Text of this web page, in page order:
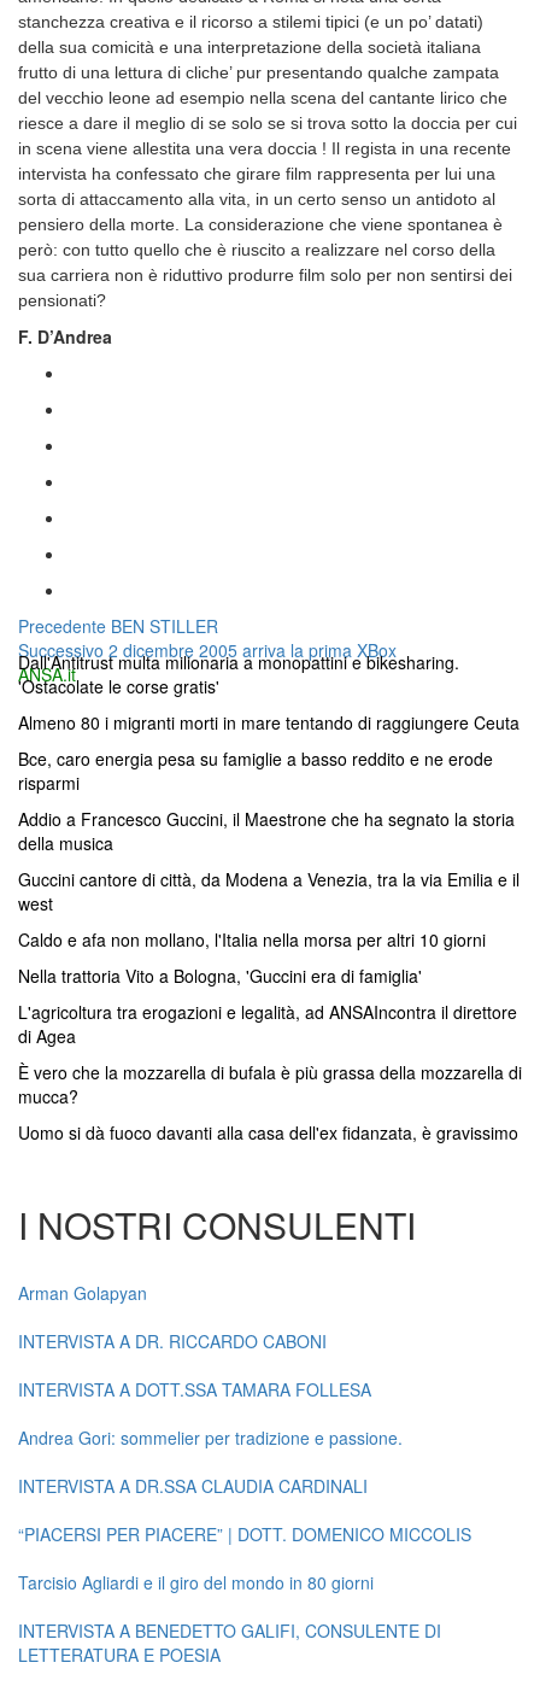
stanchezza creativa e il ricorso a stilemi tipici (e un po’ datati)
della sua comicità e una interpretazione della società italiana
frutto di una lettura di cliche’ pur presentando qualche zampata
del vecchio leone ad esempio nella scena del cantante lirico che
riesce a dare il meglio di se solo se si trova sotto la doccia per cui
in scena viene allestita una vera doccia ! Il regista in una recente
intervista ha confessato che girare film rappresenta per lui una
sorta di attaccamento alla vita, in un certo senso un antidoto al
pensiero della morte. La considerazione che viene spontanea è
però: con tutto quello che è riuscito a realizzare nel corso della
sua carriera non è riduttivo produrre film solo per non sentirsi dei
pensionati?
F. D’Andrea
Navigazione
articoli
Precedente Articolo
precedente:
BEN STILLER
Successivo Articolo
successivo:
2 dicembre 2005 arriva la prima XBox
ANSA.it
Dall'Antitrust multa milionaria a monopattini e bikesharing.
'Ostacolate le corse gratis'
Almeno 80 i migranti morti in mare tentando di raggiungere Ceuta
Bce, caro energia pesa su famiglie a basso reddito e ne erode
risparmi
Addio a Francesco Guccini, il Maestrone che ha segnato la storia
della musica
Guccini cantore di città, da Modena a Venezia, tra la via Emilia e il
west
Caldo e afa non mollano, l'Italia nella morsa per altri 10 giorni
Nella trattoria Vito a Bologna, 'Guccini era di famiglia'
L'agricoltura tra erogazioni e legalità, ad ANSAIncontra il direttore
di Agea
È vero che la mozzarella di bufala è più grassa della mozzarella di
mucca?
Uomo si dà fuoco davanti alla casa dell'ex fidanzata, è gravissimo
I NOSTRI CONSULENTI
Arman Golapyan
INTERVISTA A DR. RICCARDO CABONI
INTERVISTA A DOTT.SSA TAMARA FOLLESA
Andrea Gori: sommelier per tradizione e passione.
INTERVISTA A DR.SSA CLAUDIA CARDINALI
“PIACERSI PER PIACERE” | DOTT. DOMENICO MICCOLIS
Tarcisio Agliardi e il giro del mondo in 80 giorni
INTERVISTA A BENEDETTO GALIFI, CONSULENTE DI
LETTERATURA E POESIA